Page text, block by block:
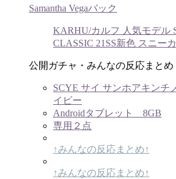
Samantha Vegaバック
KARHU/カルフ 人気モデル
CLASSIC 21SS新色 スニー
公開ガチャ・みんなの反応まとめ
SCYE サイ サンホアキンチ
イビー
Androidタブレット 8GB
専用２点
↑みんなの反応まとめ↑
↑みんなの反応まとめ↑